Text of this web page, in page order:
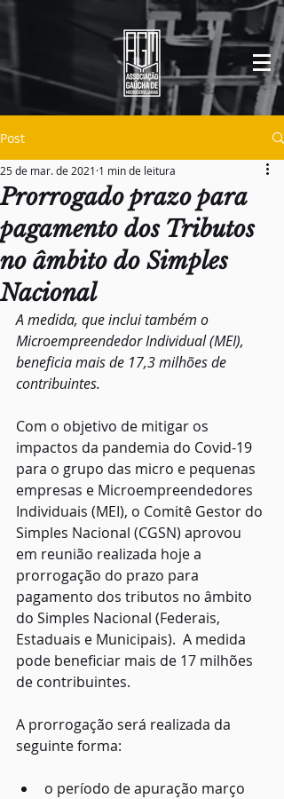
Post
Prorrogado prazo para
pagamento dos Tributos
no âmbito do Simples
Nacional
25 de mar. de 2021 1 min de leitura
A medida, que inclui também o
Microempreendedor Individual (MEI),
beneficia mais de 17,3 milhões de
contribuintes.
Com o objetivo de mitigar os
impactos da pandemia do Covid-19
para o grupo das micro e pequenas
empresas e Microempreendedores
Individuais (MEI), o Comitê Gestor do
Simples Nacional (CGSN) aprovou
em reunião realizada hoje a
prorrogação do prazo para
pagamento dos tributos no âmbito
do Simples Nacional (Federais,
Estaduais e Municipais).  A medida
pode beneficiar mais de 17 milhões
de contribuintes.
A prorrogação será realizada da
seguinte forma:
o período de apuração março